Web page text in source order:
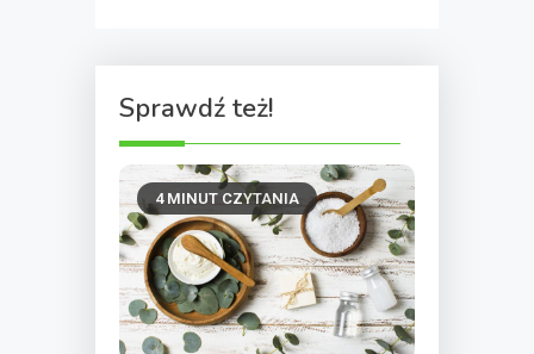
Sprawdź też!
4 MINUT CZYTANIA